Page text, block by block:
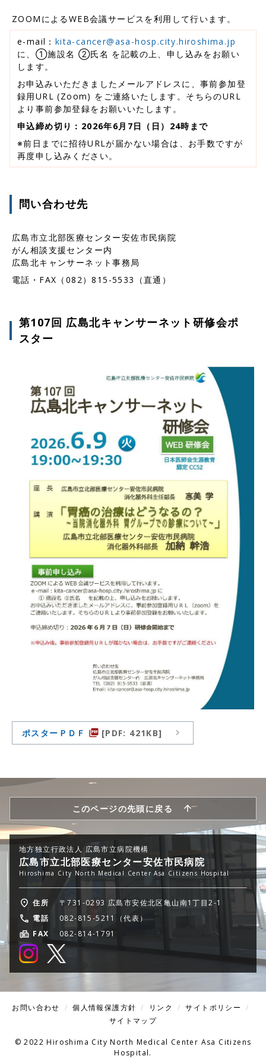
ZOOMによるWEB会議サービスを利用して行います。
e-mail： kita-cancer@asa-hosp.city.hiroshima.jp
に、①施設名 ②氏名 を記載の上、申し込みをお願い
します。
お申込みいただきましたメールアドレスに、事前参加登
録用URL (Zoom) をご連絡いたします。そちらのURL
より事前参加登録をお願いいたします。
申込締め切り：2026年6月7日（日）24時まで
※前日までに招待URLが届かない場合は、お手数ですが
再度申し込みください。
問い合わせ先
広島市立北部医療センター安佐市民病院
がん相談支援センター内
広島北キャンサーネット事務局
電話・FAX（082）815-5533（直通）
第107回 広島北キャンサーネット研修会ポ
スター
ポスターＰＤＦ picture_as_pdf [PDF: 421KB]
このページの先頭に戻る
地方独立行政法人 広島市立病院機構
広島市立北部医療センター安佐市民病院
Hiroshima City North Medical Center Asa Citizens Hospital
住所
〒731-0293 広島市安佐北区亀山南1丁目2-1
電話
082-815-5211（代表）
FAX
082-814-1791
お問い合わせ 個人情報保護方針 リンク
サイトポリシー
サイトマップ
© 2022 Hiroshima City North Medical Center Asa Citizens
Hospital.